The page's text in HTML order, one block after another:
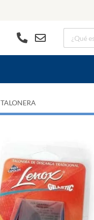
TALONERA